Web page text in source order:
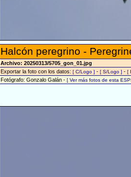
Halcón peregrino -
Archivo: 20250313/5705_gon_01.jpg
Exportar la foto con los datos: [ C/Logo ] - [ S/Logo ] - [
Fotógrafo: Gonzalo Galán - [ Ver más fotos de esta